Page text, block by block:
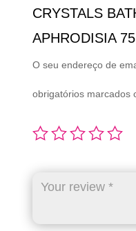
CRYSTALS
APHRODISIA
O seu endereço de
obrigatórios marcados